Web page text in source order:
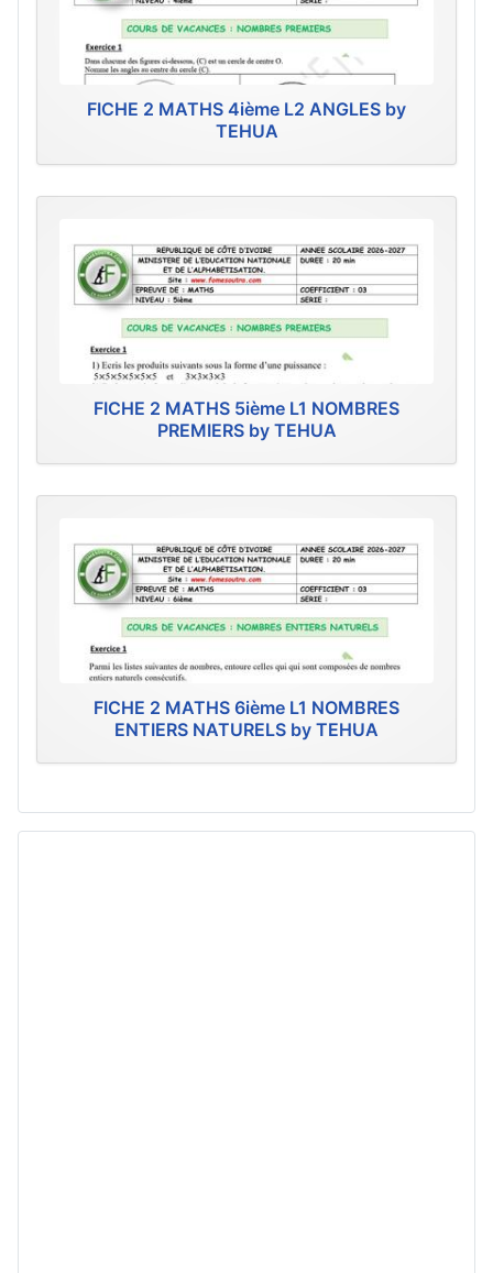
FICHE 2 MATHS 4ième L2 ANGLES by
TEHUA
FICHE 2 MATHS 5ième L1 NOMBRES
PREMIERS by TEHUA
FICHE 2 MATHS 6ième L1 NOMBRES
ENTIERS NATURELS by TEHUA